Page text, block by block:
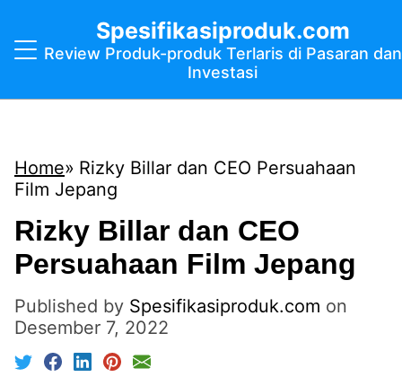
Spesifikasiproduk.com
Review Produk-produk Terlaris di Pasaran dan
Investasi
Home
Rizky Billar dan CEO Persuahaan
Film Jepang
Rizky Billar dan CEO
Persuahaan Film Jepang
Published by Spesifikasiproduk.com on
Desember 7, 2022